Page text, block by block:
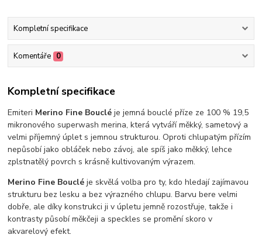
Kompletní specifikace
Komentáře 0
Kompletní specifikace
Emiteri Merino Fine Bouclé je jemná bouclé příze ze 100 % 19,5
mikronového superwash merina, která vytváří měkký, sametový a
velmi příjemný úplet s jemnou strukturou. Oproti chlupatým přízím
nepůsobí jako obláček nebo závoj, ale spíš jako měkký, lehce
zplstnatělý povrch s krásně kultivovaným výrazem.
Merino Fine Bouclé je skvělá volba pro ty, kdo hledají zajímavou
strukturu bez lesku a bez výrazného chlupu. Barvu bere velmi
dobře, ale díky konstrukci ji v úpletu jemně rozostřuje, takže i
kontrasty působí měkčeji a speckles se promění skoro v
akvarelový efekt.